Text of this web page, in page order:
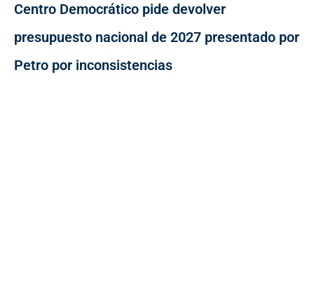
Centro Democrático pide devolver
presupuesto nacional de 2027 presentado por
Petro por inconsistencias